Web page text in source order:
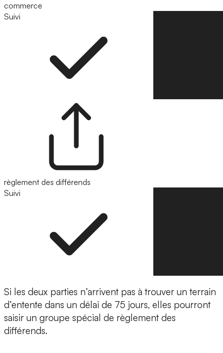
commerce
Suivi
règlement des différends
Suivi
Si les deux parties n’arrivent pas à trouver un terrain
d’entente dans un délai de 75 jours, elles pourront
saisir un groupe spécial de règlement des
différends.